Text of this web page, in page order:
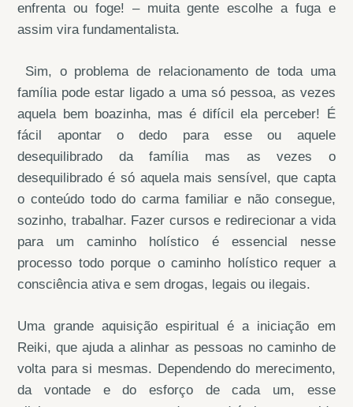
enfrenta ou foge! – muita gente escolhe a fuga e
assim vira fundamentalista.
Sim, o problema de relacionamento de toda uma
família pode estar ligado a uma só pessoa, as vezes
aquela bem boazinha, mas é difícil ela perceber! É
fácil apontar o dedo para esse ou aquele
desequilibrado da família mas as vezes o
desequilibrado é só aquela mais sensível, que capta
o conteúdo todo do carma familiar e não consegue,
sozinho, trabalhar. Fazer cursos e redirecionar a vida
para um caminho holístico é essencial nesse
processo todo porque o caminho holístico requer a
consciência ativa e sem drogas, legais ou ilegais.
Uma grande aquisição espiritual é a iniciação em
Reiki, que ajuda a alinhar as pessoas no caminho de
volta para si mesmas. Dependendo do merecimento,
da vontade e do esforço de cada um, esse